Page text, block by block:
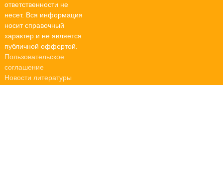
ответственности не
несет. Вся информация
носит справочный
характер и не является
публичной оффертой.
Пользовательское
соглашение
Новости литературы